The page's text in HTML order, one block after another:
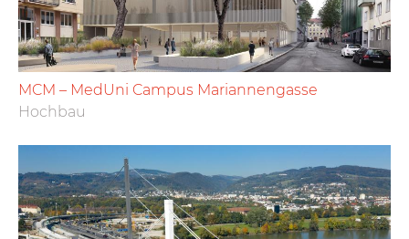
MCM – MedUni Campus Mariannengasse
Hochbau